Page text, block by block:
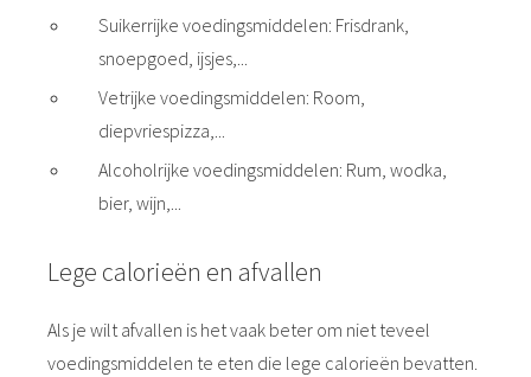
Suikerrijke voedingsmiddelen: Frisdrank,
snoepgoed, ijsjes,...
Vetrijke voedingsmiddelen: Room,
diepvriespizza,...
Alcoholrijke voedingsmiddelen: Rum, wodka,
bier, wijn,...
Lege calorieën en afvallen
Als je wilt afvallen is het vaak beter om niet teveel
voedingsmiddelen te eten die lege calorieën bevatten.